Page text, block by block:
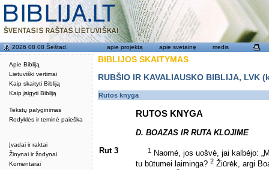
Apie Bibliją
Lietuviški vertimai
Kaip skaityti Bibliją
Kaip įsigyti Bibliją
Tekstų palyginimas
Rodyklės ir teminė paieška
Įvadai ir raktai
Žinynai ir žodynai
Komentarai
2026 08 08 Šeštad. apie projektą apie svetainę medis
BIBLIJOS SKAITYMAS
RUBŠIO IR KAVALIAUSKO BIBLIJA,
Rutos knyga
RUTOS KNYGA
D. BOAZAS IR RUTA KLOJIME
Rut 3 1
Naomė, jos uošvė, jai kalbėjo:
tu būtumei laiminga? 2 Žiūrėk, argi